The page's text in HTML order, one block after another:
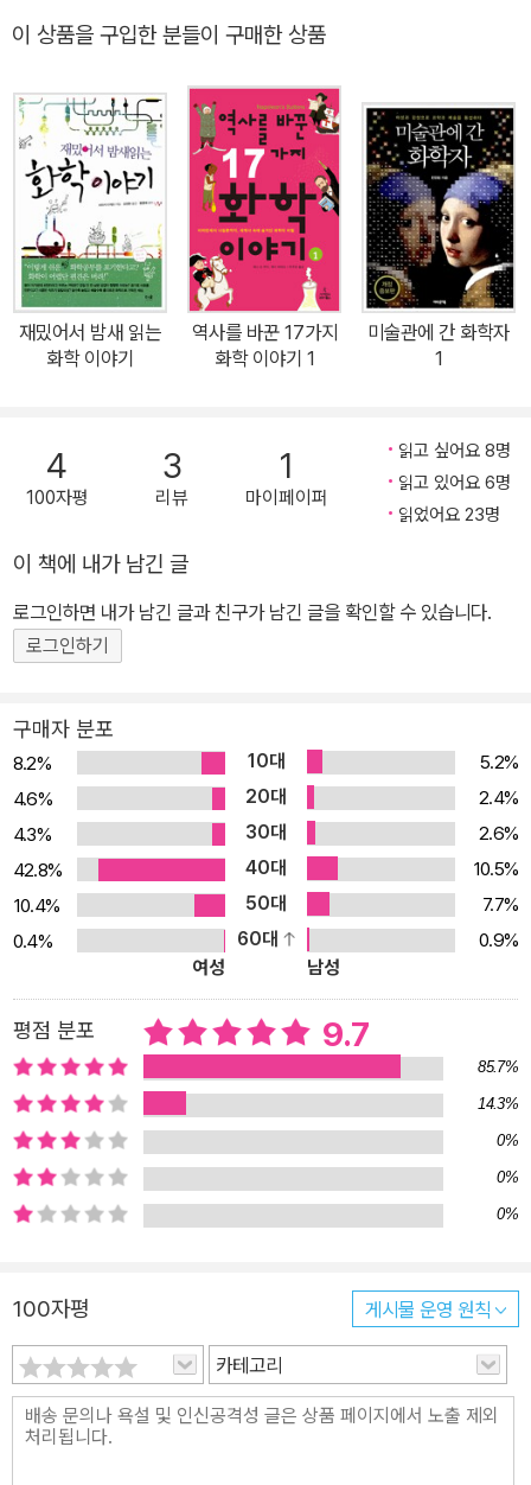
전공인 화학이 ‘정말 아름답고, 우리 인생과 완벽하게 닮아 있다’는 것
을 깨닫게 되었고, 정년을 몇 년 앞둔 어느 날부터 주변 지인들과 제자
들에게 일련의 화학현상들을 인생에 비유해 이야기하기 시작했다. 이
번 책은 그가 그동안 공부해오고 이야기해온 ‘화학, 그리고 화학을 통
해 바라본 인생의 깨달음’을 담은 책이다. 이 책에는 19가지의 화학적
개념들이 나온다. 하지만 기존의 책들과는 다른 방식으로 원자의 구
조부터 시작해서 플라즈마, 동소체, 오존, 촉매, 엔트로피 등 많은 화
학적 개념과 현상들을 설명하고 있다. 예를 들면 산소의 성질과 역할
에 대해 다음과 같이 설명한다. “사람의 경우에도 누군가에게 너무 집
착하면 그 사람을 불행하게 할 뿐 아니라 생명까지 잃게 할 수도 있다.
던 산소가 해리되어 필요한 곳으로 간다. 이처럼 자신이 원해서라기
보다 주위 환경이 원하는 방향으로 금속에 붙었다 떨어졌다 하는 산
소의 성질 때문에 생물체의 생명을 유지할 수 있게 해준다는 사실은
결합하는 산소처럼, 자신이 있어야 할 자리에서는 아무리 어렵더라도
확실히 그 자리를 지키고, 있지 않아야 할 자리에서는 훌훌 털고 떠나
갈 수는 없을까?” 또한 단원자 분자에 대해서는 이렇게 설명하고 있
기체, 영어로는 Inert Gas라 하나, 아무에게도 기대지 않고 고고하다
는 뜻으로 Noble Gas라고도 한다. 다른 원소들은 분자를 만들고서
야 이룰 수 있었던 전자배치를 비활성 기체는 남의 도움 없이 이미 스
스로 이루고 있으니 다른 원자들과 반응할 필요가 없어서 안정할 수
밖에 없다. … 제논은 값은 비싸지만 불연성이며 체내에서 쉽게 제거
되므로 마취제로 쓰이고, 라돈은 방사성 요법에 사용된다. 이렇게 홀
로 서 있는 것에 그치지 않고, 활성이 없어 아무 일도 못할 것 같은데
도 나서야 할 곳에서는 좋은 용도로 사용되니 비활성 기체야말로 진
면서 그러한 경지에 다다를 수만 있다면!” 이밖에도 촉매를 통해 치유
를 깨닫는다든지, 르샤틀리에 원리를 설명하면서 평형에 이르는 길에
대해 이야기한다. 저자의 뛰어난 통찰력이 빚어낸 지식과 지혜, 깨달
음의 만남 속에서 우리는 화학이 무엇인지를 공부하게 되고, 화학이
우리 삶과 얼마만큼 닮아 있는지를 깨닫게 되고, 우리가 하는 공부의
진정한 의미를 다시 한 번 생각하게 된다. 과학저술의 새로운 지평을
에게도 뒤지지 않았지만 타고난 수줍음과 세상에 대한 두려움으로 가
득차 있었다. 마음에 드는 사람이 있어도 선뜻 먼저 다가가지 못했고,
그저 상대가 먼저 말을 걸어주기를 간절히 기다렸다. 하지만 화학만
은 달랐다. 그에게 화학은 언제나 정확했고, 공명정대했다. 하나가 모
자라면 상대방에게 내 것을 내어주었고, 어떤 욕망 따위에도 휩쓸리
이 상품을 구입한 분들이 구매한 상품
재밌어서 밤새 읽는
화학 이야기
역사를 바꾼 17가지
화학 이야기 1
미술관에 간 화학자
1
4
100자평
3
리뷰
1
마이페이퍼
읽고 싶어요 8명
읽고 있어요 6명
읽었어요 23명
이 책에 내가 남긴 글
로그인하면 내가 남긴 글과 친구가 남긴 글을 확인할 수 있습니다.
로그인하기
구매자 분포
8.2% 10대
5.2%
4.6%
20대
2.4%
4.3%
30대
2.6%
42.8%
40대
10.5%
10.4%
50대
7.7%
0.4%
60대
0.9%
여성
남성
평점 분포 9.7
85.7%
14.3%
0%
0%
0%
100자평 게시물 운영 원칙
카테고리